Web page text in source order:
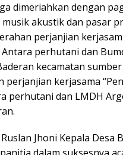
dimeriahkan dengan
akustik dan pasar
perjanjian
perhutani dan
kecamatan
perjanjian kerjasama
perhutani dan LMDH
Jhoni Kepala Desa